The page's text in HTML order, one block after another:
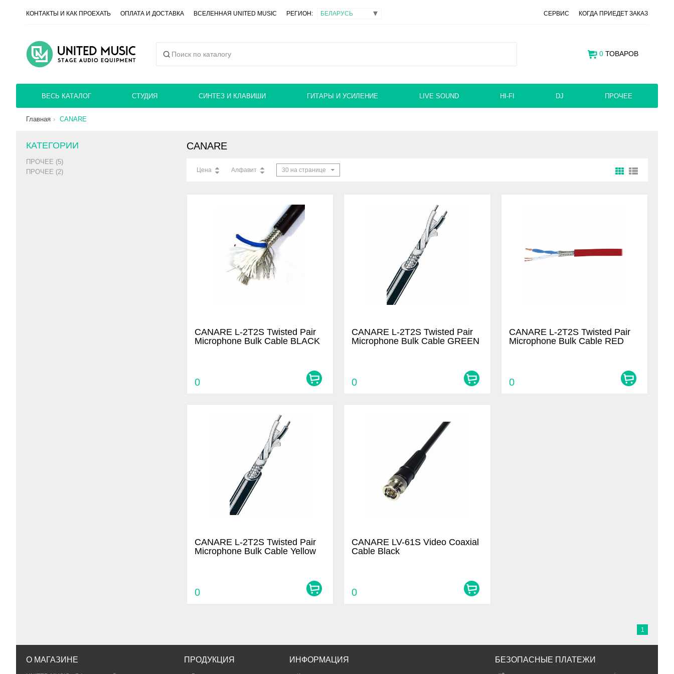
КОНТАКТЫ И КАК ПРОЕХАТЬ ОПЛАТА И ДОСТАВКА ВСЕЛЕННАЯ UNITED MUSIC РЕГИОН: СЕРВИС КОГДА ПРИЕДЕТ ЗАКАЗ
0 ТОВАРОВ
ВЕСЬ КАТАЛОГ СТУДИЯ СИНТЕЗ И КЛАВИШИ ГИТАРЫ И УСИЛЕНИЕ LIVE SOUND HI-FI DJ ПРОЧЕЕ
Главная CANARE
КАТЕГОРИИ
ПРОЧЕЕ (5)
ПРОЧЕЕ (2)
CANARE
Цена Алфавит 30 на странице
CANARE L-2T2S Twisted Pair
Microphone Bulk Cable BLACK
0
CANARE L-2T2S Twisted Pair
Microphone Bulk Cable GREEN
0
CANARE L-2T2S Twisted Pair
Microphone Bulk Cable RED
0
CANARE L-2T2S Twisted Pair
Microphone Bulk Cable Yellow
0
CANARE LV-61S Video Coaxial
Cable Black
0
1
О МАГАЗИНЕ ПРОДУКЦИЯ ИНФОРМАЦИЯ БЕЗОПАСНЫЕ ПЛАТЕЖИ